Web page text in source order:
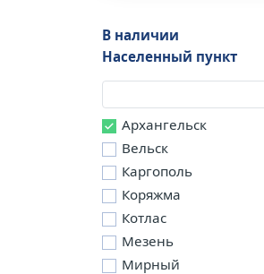
В наличии
Населенный пункт
Архангельск
Вельск
Каргополь
Коряжма
Котлас
Мезень
Мирный